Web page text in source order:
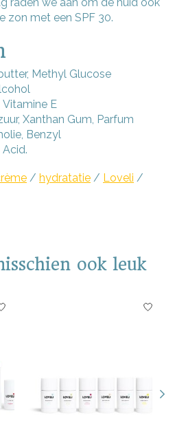
zon met een SPF 30.
, Methyl Glucose
Vitamine E
, Xanthan Gum, Parfum
, Benzyl
Acid.
/ hydratatie / Loveli /
ook leuk